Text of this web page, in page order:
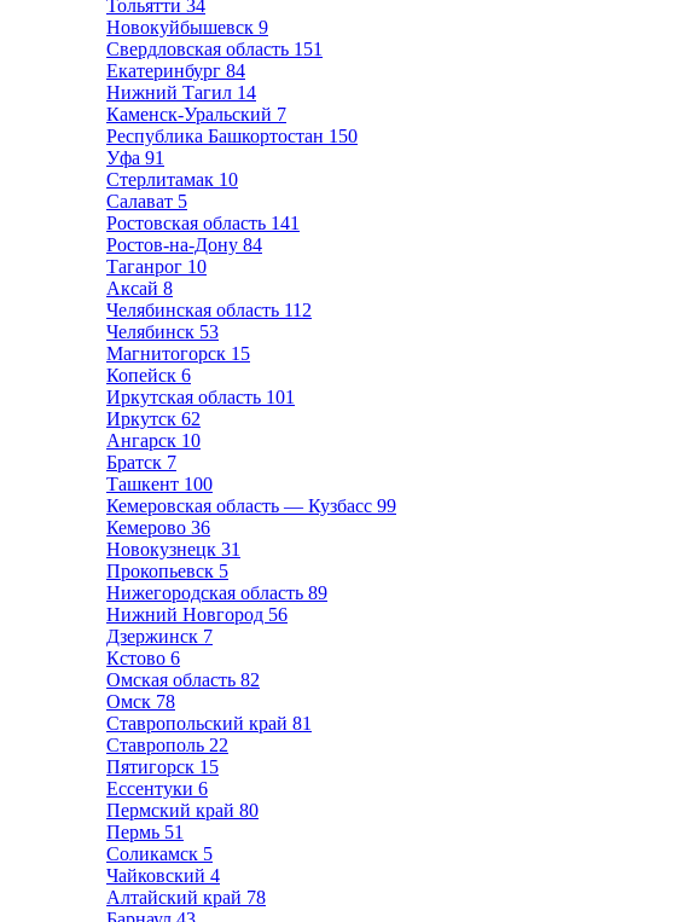
Тольятти 34
Новокуйбышевск 9
Свердловская область 151
Екатеринбург 84
Нижний Тагил 14
Каменск-Уральский 7
Республика Башкортостан 150
Уфа 91
Стерлитамак 10
Салават 5
Ростовская область 141
Ростов-на-Дону 84
Таганрог 10
Аксай 8
Челябинская область 112
Челябинск 53
Магнитогорск 15
Копейск 6
Иркутская область 101
Иркутск 62
Ангарск 10
Братск 7
Ташкент 100
Кемеровская область — Кузбасс 99
Кемерово 36
Новокузнецк 31
Прокопьевск 5
Нижегородская область 89
Нижний Новгород 56
Дзержинск 7
Кстово 6
Омская область 82
Омск 78
Ставропольский край 81
Ставрополь 22
Пятигорск 15
Ессентуки 6
Пермский край 80
Пермь 51
Соликамск 5
Чайковский 4
Алтайский край 78